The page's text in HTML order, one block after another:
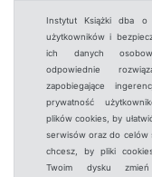
Instytut Książki dba o
użytkowników i
ich danych
odpowiednie
zapobiegające
prywatność
plików cookies, by
serwisów oraz do celów
chcesz, by pliki
Twoim dysku